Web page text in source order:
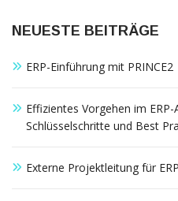
NEUESTE BEITRÄGE
ERP-Einführung mit PRINCE2
Effizientes Vorgehen im
Schlüsselschritte und Best
Externe Projektleitung für
diese Cookies Ihnen
Dabei werden auch
Cookies von
z. B. Facebook oder
Google) eingesetzt
Daten Ihres